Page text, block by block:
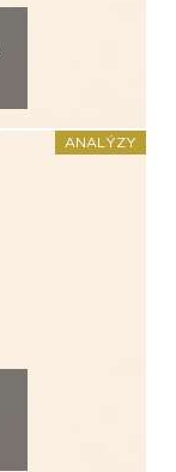
ANALÝZY